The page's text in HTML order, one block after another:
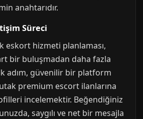
anahtarıdır.
Süreci
eskort hizmeti planlaması,
bir buluşmadan daha fazla
adım, güvenilir bir platform
premium escort ilanlarına
incelemektir. Beğendiğiniz
saygılı ve net bir mesajla